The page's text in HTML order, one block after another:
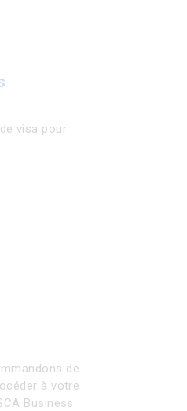
visa pour
de
à votre
Business